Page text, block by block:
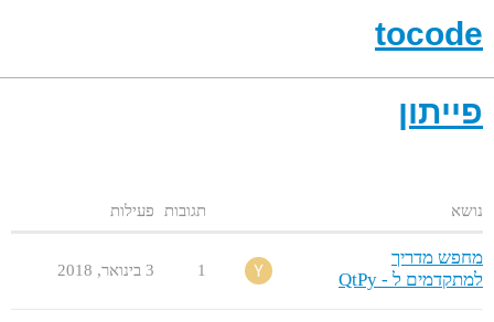
tocode
פייתון
נושא תגובות פעילות
מחפש מדריך
למתקדמים ל - QtPy
1 3 בינואר,‏ 2018